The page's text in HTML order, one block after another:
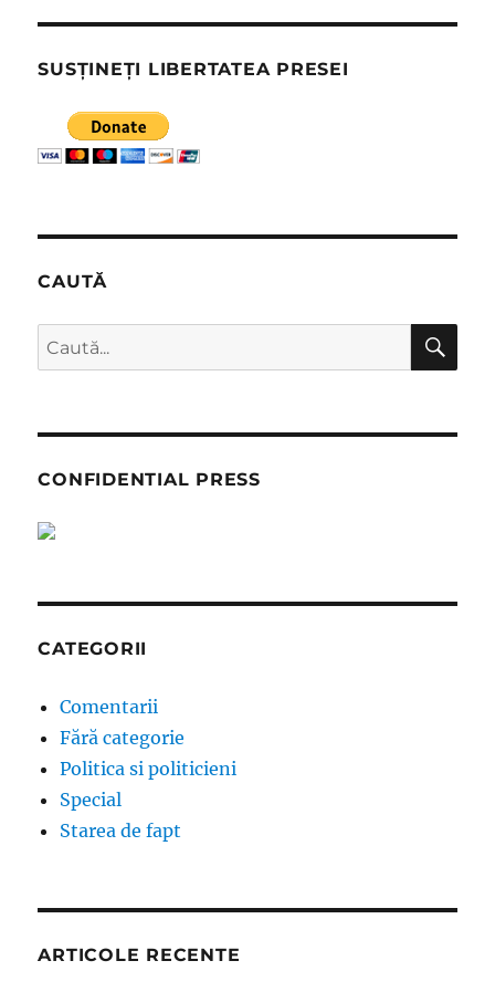
Dan
Voiculescu
sau
cum
împodobeşte
SUSȚINEȚI LIBERTATEA PRESEI
CAUTĂ
Caută
după:
CONFIDENTIAL PRESS
CATEGORII
Comentarii
Fără categorie
Politica si politicieni
Special
Starea de fapt
ARTICOLE RECENTE